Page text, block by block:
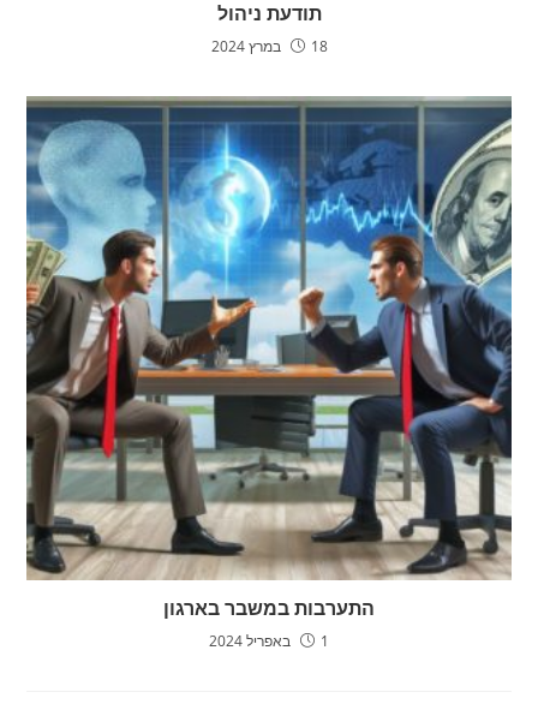
תודעת ניהול
18 במרץ 2024
התערבות במשבר בארגון
1 באפריל 2024